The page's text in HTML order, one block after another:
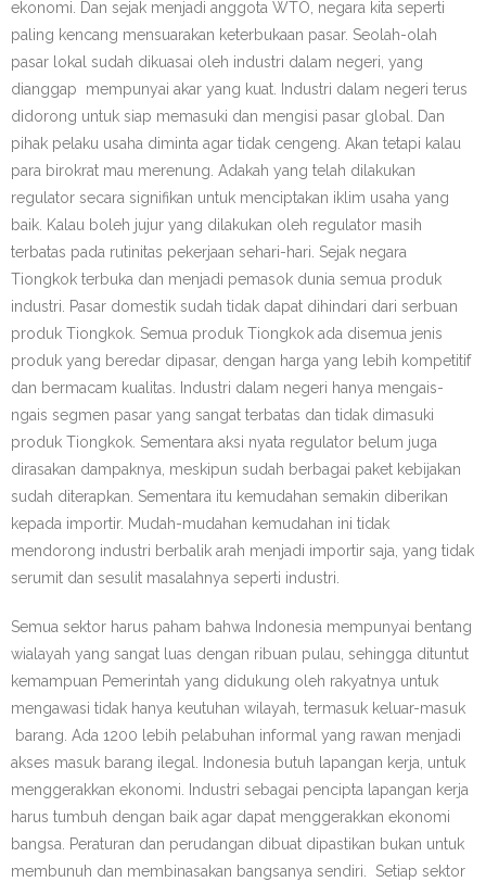
ekonomi. Dan sejak menjadi anggota WTO, negara kita seperti
paling kencang mensuarakan keterbukaan pasar. Seolah-olah
pasar lokal sudah dikuasai oleh industri dalam negeri, yang
dianggap mempunyai akar yang kuat. Industri dalam negeri terus
didorong untuk siap memasuki dan mengisi pasar global. Dan
pihak pelaku usaha diminta agar tidak cengeng. Akan tetapi kalau
para birokrat mau merenung. Adakah yang telah dilakukan
regulator secara signifikan untuk menciptakan iklim usaha yang
baik. Kalau boleh jujur yang dilakukan oleh regulator masih
terbatas pada rutinitas pekerjaan sehari-hari. Sejak negara
Tiongkok terbuka dan menjadi pemasok dunia semua produk
industri. Pasar domestik sudah tidak dapat dihindari dari serbuan
produk Tiongkok. Semua produk Tiongkok ada disemua jenis
produk yang beredar dipasar, dengan harga yang lebih kompetitif
dan bermacam kualitas. Industri dalam negeri hanya mengais-
ngais segmen pasar yang sangat terbatas dan tidak dimasuki
produk Tiongkok. Sementara aksi nyata regulator belum juga
dirasakan dampaknya, meskipun sudah berbagai paket kebijakan
sudah diterapkan. Sementara itu kemudahan semakin diberikan
kepada importir. Mudah-mudahan kemudahan ini tidak
mendorong industri berbalik arah menjadi importir saja, yang tidak
serumit dan sesulit masalahnya seperti industri.
Semua sektor harus paham bahwa Indonesia mempunyai bentang
wialayah yang sangat luas dengan ribuan pulau, sehingga dituntut
kemampuan Pemerintah yang didukung oleh rakyatnya untuk
mengawasi tidak hanya keutuhan wilayah, termasuk keluar-masuk
barang. Ada 1200 lebih pelabuhan informal yang rawan menjadi
akses masuk barang ilegal. Indonesia butuh lapangan kerja, untuk
menggerakkan ekonomi. Industri sebagai pencipta lapangan kerja
harus tumbuh dengan baik agar dapat menggerakkan ekonomi
bangsa. Peraturan dan perudangan dibuat dipastikan bukan untuk
membunuh dan membinasakan bangsanya sendiri. Setiap sektor